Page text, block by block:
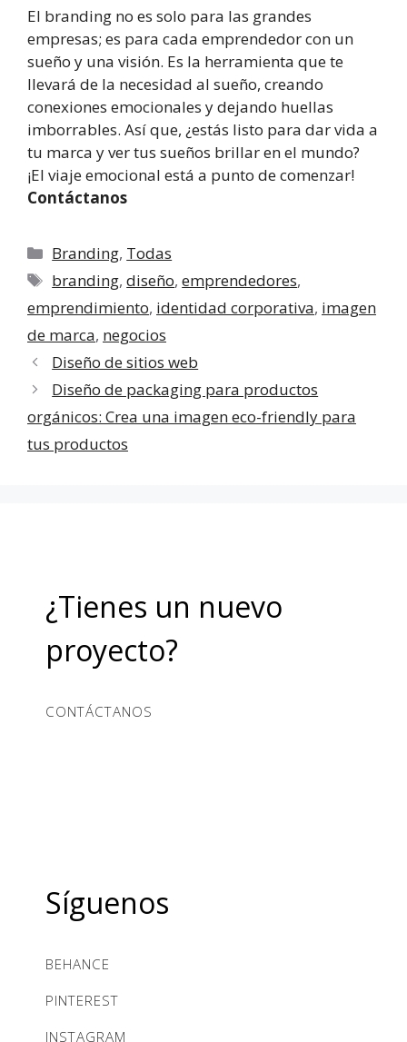
El branding no es solo para las grandes
empresas; es para cada emprendedor con un
sueño y una visión. Es la herramienta que te
llevará de la necesidad al sueño, creando
conexiones emocionales y dejando huellas
imborrables. Así que, ¿estás listo para dar vida a
tu marca y ver tus sueños brillar en el mundo?
¡El viaje emocional está a punto de comenzar!
Contáctanos
Categorías
Branding, Todas
Etiquetas
branding,diseño,emprendedores,
emprendimiento, identidad corporativa, imagen
de marca, negocios
Diseño de sitios web
Diseño de packaging para productos
orgánicos: Crea una imagen eco-friendly para
tus productos
¿Tienes un nuevo
proyecto?
CONTÁCTANOS
Síguenos
BEHANCE
PINTEREST
INSTAGRAM